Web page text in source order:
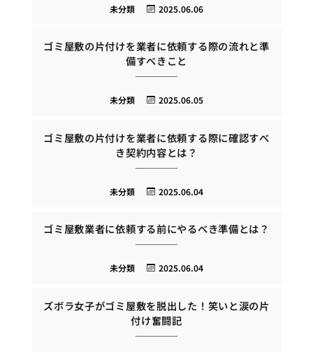
2025.06.06
未分類
ゴミ屋敷の片付けを業者に依頼する際の流れと準
備すべきこと
2025.06.05
未分類
ゴミ屋敷の片付けを業者に依頼する際に確認すべ
き契約内容とは？
2025.06.04
未分類
ゴミ屋敷業者に依頼する前にやるべき準備とは？
2025.06.04
未分類
ズボラ女子がゴミ屋敷を脱出した！笑いと涙の片
付け奮闘記